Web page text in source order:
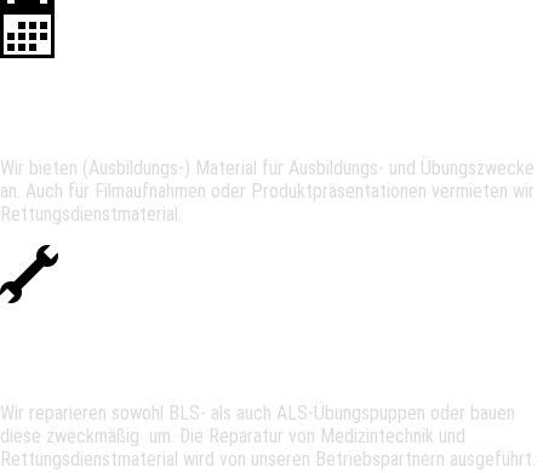
Wir bieten (Ausbildungs-) Material für Ausbildungs- und Übungszwecke
an. Auch für Filmaufnahmen oder Produktpräsentationen vermieten wir
Rettungsdienstmaterial.
Wir reparieren sowohl BLS- als auch ALS-Übungspuppen oder bauen
diese zweckmäßig um. Die Reparatur von Medizintechnik und
Rettungsdienstmaterial wird von unseren Betriebspartnern ausgeführt.